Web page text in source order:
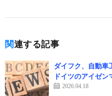
関連する記事
ダイフク、自動車
ドイツのアイゼ
2026.04.18